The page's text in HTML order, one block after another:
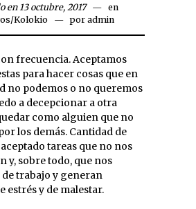
en 13 octubre, 2017
en
/Kolokio por admin
para hacer cosas que en
no podemos o no queremos
a decepcionar a otra
como alguien que no
los demás. Cantidad de
tareas que no nos
y, sobre todo, que nos
trabajo y generan
estrés y de malestar.